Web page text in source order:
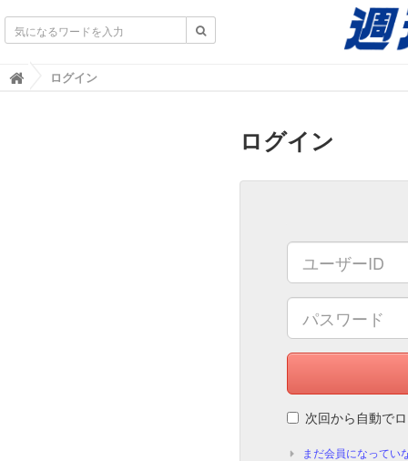
不動産業界専門紙｜週刊住宅タイムズ｜不動産情報
ログイン
ログイン
次回から自動で
まだ会員になってい